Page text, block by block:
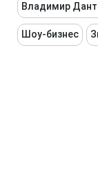
Владимир
Шоу-бизнес